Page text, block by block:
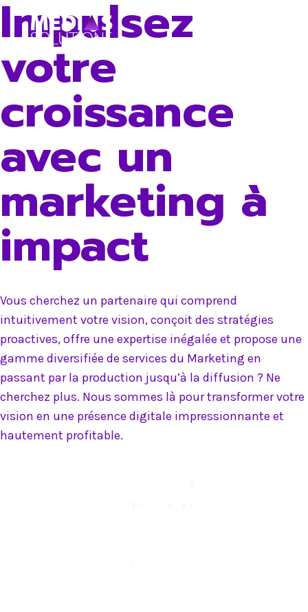
Skip
Impulsez
votre
croissance
avec un
marketing à
impact
Vous cherchez un partenaire qui comprend
intuitivement votre vision, conçoit des stratégies
proactives, offre une expertise inégalée et propose une
gamme diversifiée de services du Marketing en
passant par la production jusqu’à la diffusion ? Ne
cherchez plus. Nous sommes là pour transformer votre
vision en une présence digitale impressionnante et
hautement profitable.